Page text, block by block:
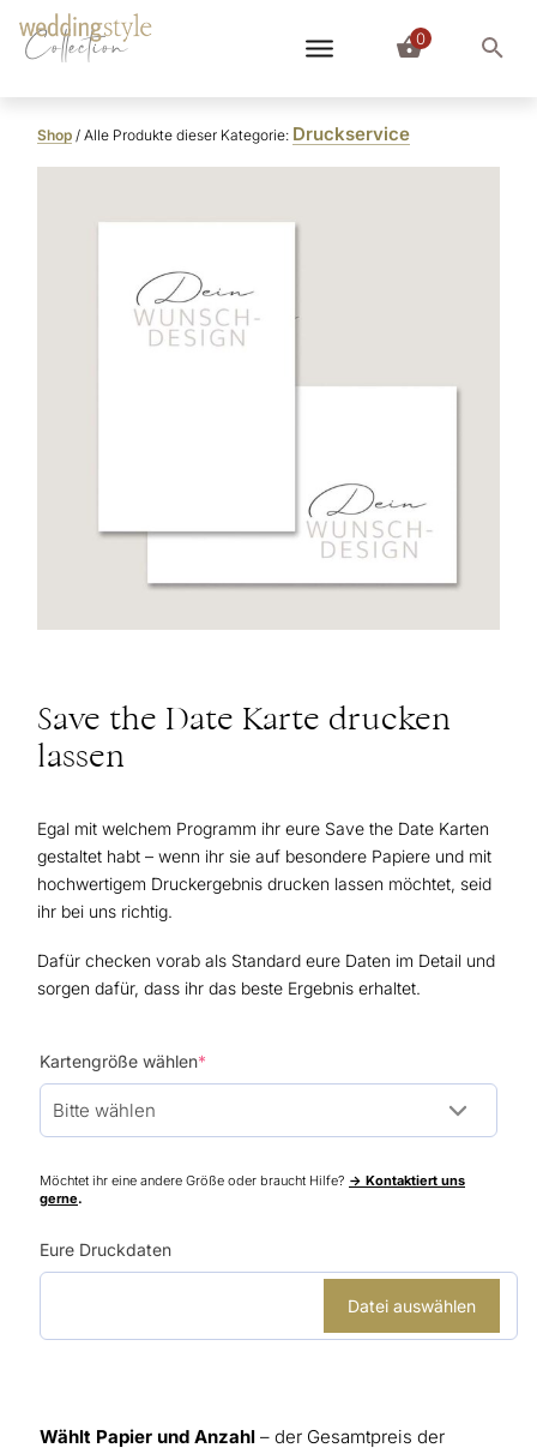
Collection 0
Shop / Alle Produkte dieser Kategorie: Druckservice
Save the Date Karte drucken
lassen
Egal mit welchem Programm ihr eure Save the Date Karten
gestaltet habt – wenn ihr sie auf besondere Papiere und mit
hochwertigem Druckergebnis drucken lassen möchtet, seid
ihr bei uns richtig.
Dafür checken vorab als Standard eure Daten im Detail und
sorgen dafür, dass ihr das beste Ergebnis erhaltet.
Kartengröße wählen*
Möchtet ihr eine andere Größe oder braucht Hilfe? -> Kontaktiert uns
gerne.
Eure Druckdaten
Datei auswählen
Wählt Papier und Anzahl – der Gesamtpreis der